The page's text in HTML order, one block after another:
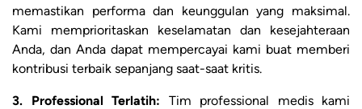
memastikan performa dan keunggulan yang maksimal.
Kami memprioritaskan keselamatan dan kesejahteraan
Anda, dan Anda dapat mempercayai kami buat memberi
kontribusi terbaik sepanjang saat-saat kritis.
3. Professional Terlatih: Tim professional medis kami